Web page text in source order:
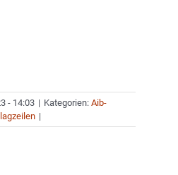
- 14:03 | Kategorien: Aib-
|